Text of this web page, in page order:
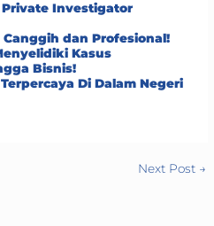
Investigator
dan Profesional!
Kasus
Bisnis!
Di Dalam Negeri
Next Post →